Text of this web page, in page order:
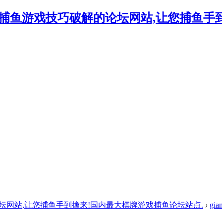
网站,让您捕鱼手到擒来!国内最大棋牌游戏捕鱼论坛站点. ›